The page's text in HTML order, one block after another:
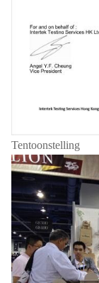
Tentoonstelling